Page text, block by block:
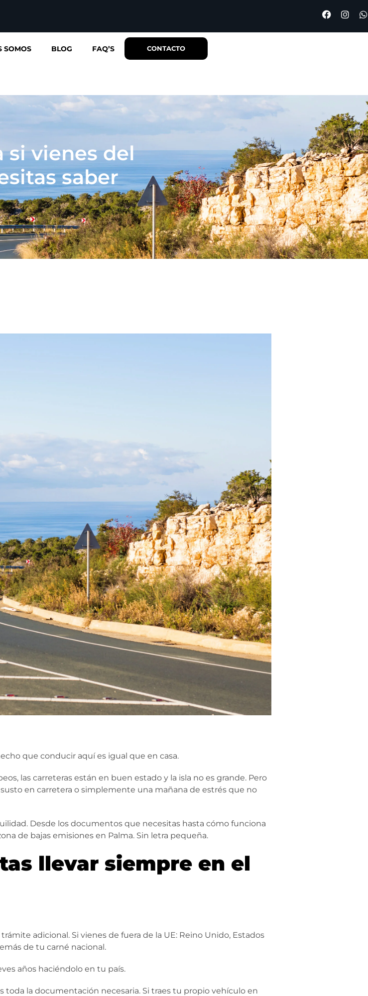
SOMOS BLOG FAQ’S CONTACTO
si vienes del
saber
que conducir aquí es igual que en casa.
las carreteras están en buen estado y la isla no es grande. Pero
en carretera o simplemente una mañana de estrés que no
Desde los documentos que necesitas hasta cómo funciona
de bajas emisiones en Palma. Sin letra pequeña.
llevar siempre en el
adicional. Si vienes de fuera de la UE: Reino Unido, Estados
de tu carné nacional.
años haciéndolo en tu país.
la documentación necesaria. Si traes tu propio vehículo en